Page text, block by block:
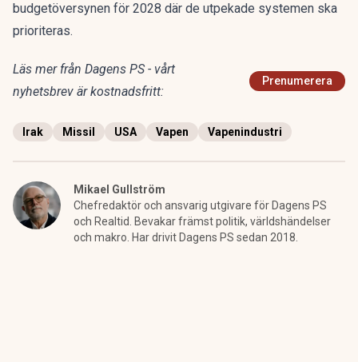
budgetöversynen för 2028 där de utpekade systemen ska
prioriteras.
Läs mer från Dagens PS - vårt
nyhetsbrev är kostnadsfritt:
Prenumerera
Irak Missil USA Vapen Vapenindustri
Mikael Gullström
Chefredaktör och ansvarig utgivare för Dagens PS
och Realtid. Bevakar främst politik, världshändelser
och makro. Har drivit Dagens PS sedan 2018.